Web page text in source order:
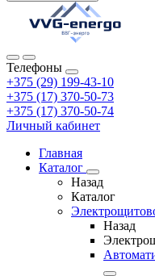
Телефоны
+375 (29) 199-43-10
+375 (17) 370-50-73
+375 (17) 370-50-74
Личный кабинет
Главная
Каталог
Назад
Каталог
Назад